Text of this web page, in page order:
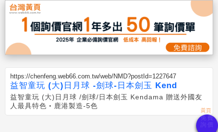
https://chenfeng.web66.com.tw/web/NMD?postId=1227647
益智童玩 (大)日月球 -劍球-日本劍玉 Kend
益智童玩 (大)日月球 /劍球/日本劍玉 Kendama 贈送外國友
人最具特色‧鹿港製造-5色